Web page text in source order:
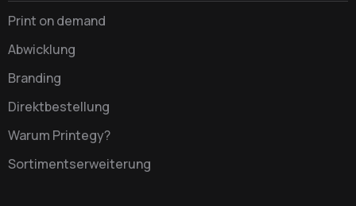
Print on demand
Abwicklung
Branding
Direktbestellung
Warum Printegy?
Sortimentserweiterung